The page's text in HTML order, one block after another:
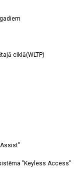
ciklā(WLTP)
"Keyless Access"